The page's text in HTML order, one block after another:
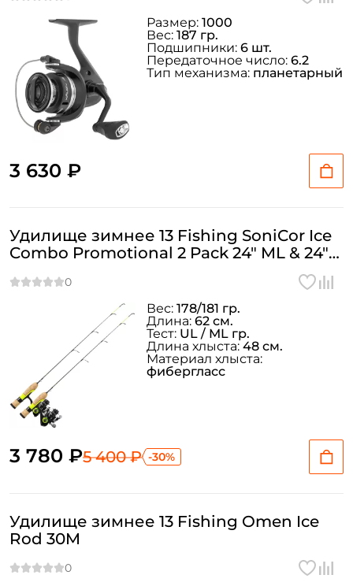
3 630 ₽
Размер: 1000
Вес: 187 гр.
Подшипники: 6 шт.
Передаточное число: 6.2
Тип механизма: планетарный
Удилище зимнее 13 Fishing SoniCor Ice
Combo Promotional 2 Pack 24" ML & 24"
3 780 ₽5 400 ₽ -30%
Вес: 178/181 гр.
Длина: 62 см.
Тест: UL / ML гр.
Длина хлыста:48 см.
Материал хлыста:
фибергласс
Удилище зимнее 13 Fishing Omen Ice
Rod 30M